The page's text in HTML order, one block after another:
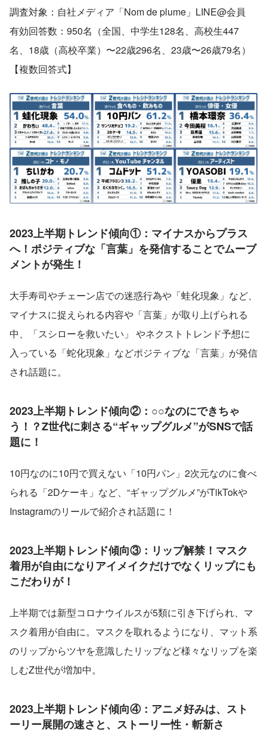
調査対象：自社メディア「Nom de plume」LINE@会員
有効回答数：950名（全国、中学生128名、高校生447
名、18歳（高校卒業）〜22歳296名、23歳〜26歳79名）
【複数回答式】
2023上半期トレンド傾向①：マイナスからプラス
へ！ポジティブな「言葉」を発信することでムーブ
メントが発生！
大手寿司やチェーン店での迷惑行為や「蛙化現象」など、
マイナスに捉えられる内容や「言葉」が取り上げられる
中、「スシローを救いたい」 やネクストトレンド予想に
入っている「蛇化現象」などポジティブな「言葉」が発信
され話題に。
2023上半期トレンド傾向②：○○なのにできちゃ
う！？Z世代に刺さる“ギャップグルメ”がSNSで話
題に！
10円なのに10円で買えない「10円パン」2次元なのに食べ
られる「2Dケーキ」など、“ギャップグルメ”がTikTokや
Instagramのリールで紹介され話題に！
2023上半期トレンド傾向③：リップ解禁！マスク
着用が自由になりアイメイクだけでなくリップにも
こだわりが！
上半期では新型コロナウイルスが5類に引き下げられ、マ
スク着用が自由に。マスクを取れるようになり、マット系
のリップからツヤを意識したリップなど様々なリップを楽
しむZ世代が増加中。
2023上半期トレンド傾向④：アニメ好みは、スト
ーリー展開の速さと、ストーリー性・斬新さ